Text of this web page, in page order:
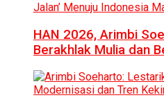
HAN 2026, Arimbi
Berakhlak Mulia dan